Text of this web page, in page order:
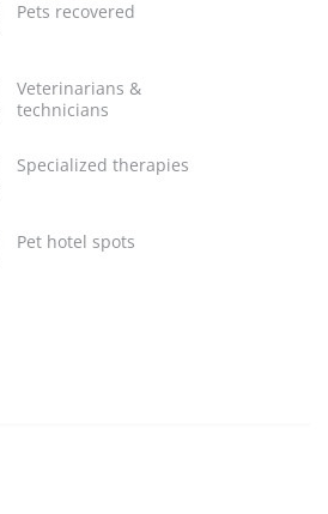
Pets recovered
Veterinarians &
technicians
Specialized therapies
Pet hotel spots